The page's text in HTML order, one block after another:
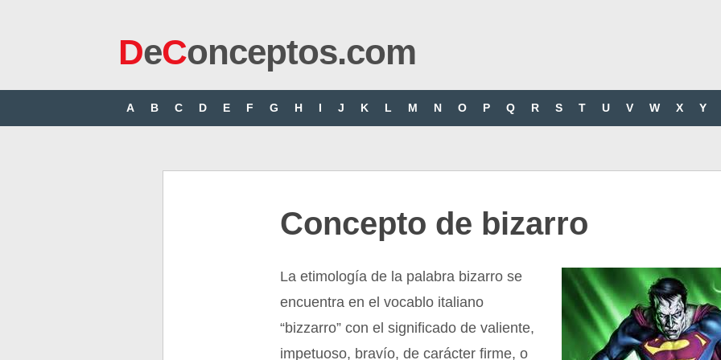
DeConceptos.com
A B C D E F G H I J K L M N O P Q R S T U V W X Y
Concepto de bizarro
La etimología de la palabra bizarro se
encuentra en el vocablo italiano
“bizzarro” con el significado de valiente,
impetuoso, bravío, de carácter firme, o